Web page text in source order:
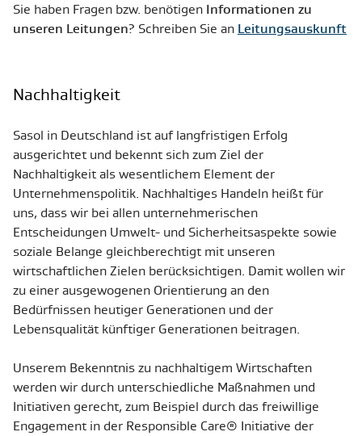
Sie haben Fragen bzw. benötigen Informationen zu
unseren Leitungen? Schreiben Sie an Leitungsauskunft
Nachhaltigkeit
Sasol in Deutschland ist auf langfristigen Erfolg
ausgerichtet und bekennt sich zum Ziel der
Nachhaltigkeit als wesentlichem Element der
Unternehmenspolitik. Nachhaltiges Handeln heißt für
uns, dass wir bei allen unternehmerischen
Entscheidungen Umwelt- und Sicherheitsaspekte sowie
soziale Belange gleichberechtigt mit unseren
wirtschaftlichen Zielen berücksichtigen. Damit wollen wir
zu einer ausgewogenen Orientierung an den
Bedürfnissen heutiger Generationen und der
Lebensqualität künftiger Generationen beitragen.
Unserem Bekenntnis zu nachhaltigem Wirtschaften
werden wir durch unterschiedliche Maßnahmen und
Initiativen gerecht, zum Beispiel durch das freiwillige
Engagement in der Responsible Care® Initiative der